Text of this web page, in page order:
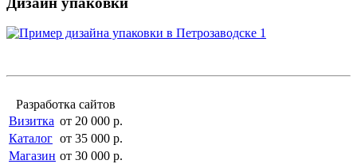
Разработка сайтов
Визитка от 20 000 р.
Каталог от 35 000 р.
Магазин от 30 000 р.